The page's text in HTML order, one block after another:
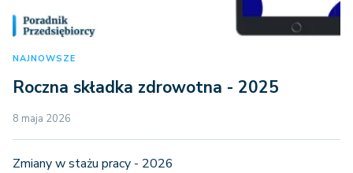
NAJNOWSZE
Roczna składka zdrowotna - 2025
8 maja 2026
Zmiany w stażu pracy - 2026